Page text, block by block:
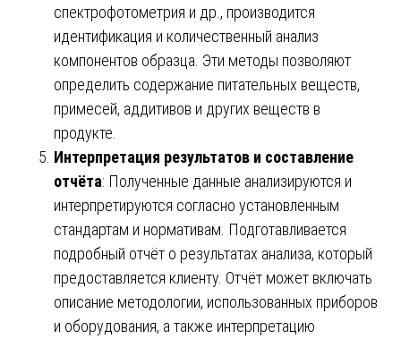
спектрофотометрия и др., производится
идентификация и количественный анализ
компонентов образца. Эти методы позволяют
определить содержание питательных веществ,
примесей, аддитивов и других веществ в
продукте.
Интерпретация результатов и составление
отчёта: Полученные данные анализируются и
интерпретируются согласно установленным
стандартам и нормативам. Подготавливается
подробный отчёт о результатах анализа, который
предоставляется клиенту. Отчёт может включать
описание методологии, использованных приборов
и оборудования, а также интерпретацию